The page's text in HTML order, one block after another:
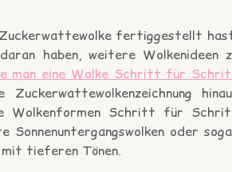
Zuckerwattewolke fertiggestellt
haben, weitere Wolkenideen
man eine Wolke Schritt für
Wolkenformen Schritt für
Sonnenuntergangswolken oder
tieferen Tönen.